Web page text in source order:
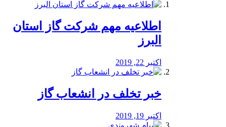
️اطلاعیه مهم شرکت گاز استان
البرز
اکتبر 22, 2019
خبر تخلف در انشعاب گاز
اکتبر 19, 2019